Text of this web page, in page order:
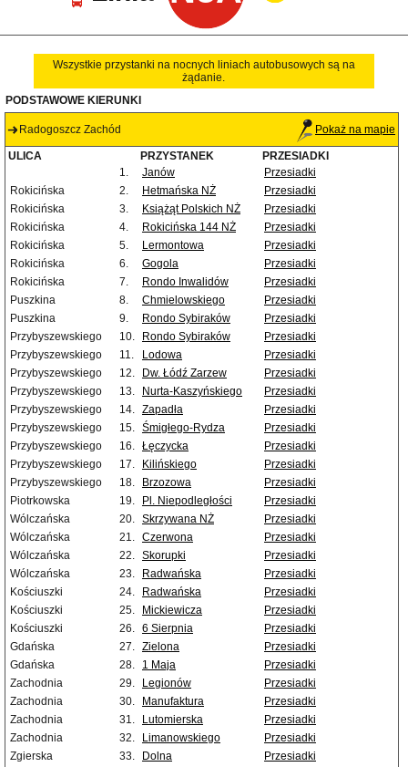
Wszystkie przystanki na nocnych liniach autobusowych są na
żądanie.
PODSTAWOWE KIERUNKI
Radogoszcz Zachód Pokaż na mapie
ULICA PRZYSTANEK
PRZESIADKI
1.
Janów
Przesiadki
Rokicińska
2. Hetmańska NŻ
Przesiadki
Rokicińska
3. Książąt Polskich NŻ
Przesiadki
Rokicińska
4. Rokicińska 144 NŻ
Przesiadki
Rokicińska
5. Lermontowa
Przesiadki
Rokicińska
6. Gogola
Przesiadki
Rokicińska
7. Rondo Inwalidów
Przesiadki
Puszkina
8. Chmielowskiego
Przesiadki
Puszkina
9. Rondo Sybiraków
Przesiadki
Przybyszewskiego
10. Rondo Sybiraków
Przesiadki
Przybyszewskiego
11. Lodowa
Przesiadki
Przybyszewskiego
12. Dw. Łódź Zarzew
Przesiadki
Przybyszewskiego
13. Nurta-Kaszyńskiego
Przesiadki
Przybyszewskiego
14. Zapadła
Przesiadki
Przybyszewskiego
15. Śmigłego-Rydza
Przesiadki
Przybyszewskiego
16. Łęczycka
Przesiadki
Przybyszewskiego
17. Kilińskiego
Przesiadki
Przybyszewskiego
18. Brzozowa
Przesiadki
Piotrkowska
19. Pl. Niepodległości
Przesiadki
Wólczańska
20. Skrzywana NŻ
Przesiadki
Wólczańska
21. Czerwona
Przesiadki
Wólczańska
22. Skorupki
Przesiadki
Wólczańska
23. Radwańska
Przesiadki
Kościuszki
24. Radwańska
Przesiadki
Kościuszki
25. Mickiewicza
Przesiadki
Kościuszki
26. 6 Sierpnia
Przesiadki
Gdańska
27. Zielona
Przesiadki
Gdańska
28. 1 Maja
Przesiadki
Zachodnia
29. Legionów
Przesiadki
Zachodnia
30. Manufaktura
Przesiadki
Zachodnia
31. Lutomierska
Przesiadki
Zachodnia
32. Limanowskiego
Przesiadki
Zgierska
33. Dolna
Przesiadki